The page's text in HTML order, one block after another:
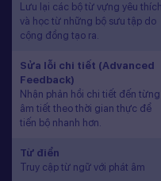
Lưu lại các bộ từ vựng yêu thích
và học từ những bộ sưu tập do
cộng đồng tạo ra.
Sửa lỗi chi tiết (Advanced
Feedback)
Nhận phản hồi chi tiết đến từng
âm tiết theo thời gian thực để
tiến bộ nhanh hơn.
Từ điển
Truy cập từ ngữ với phát âm